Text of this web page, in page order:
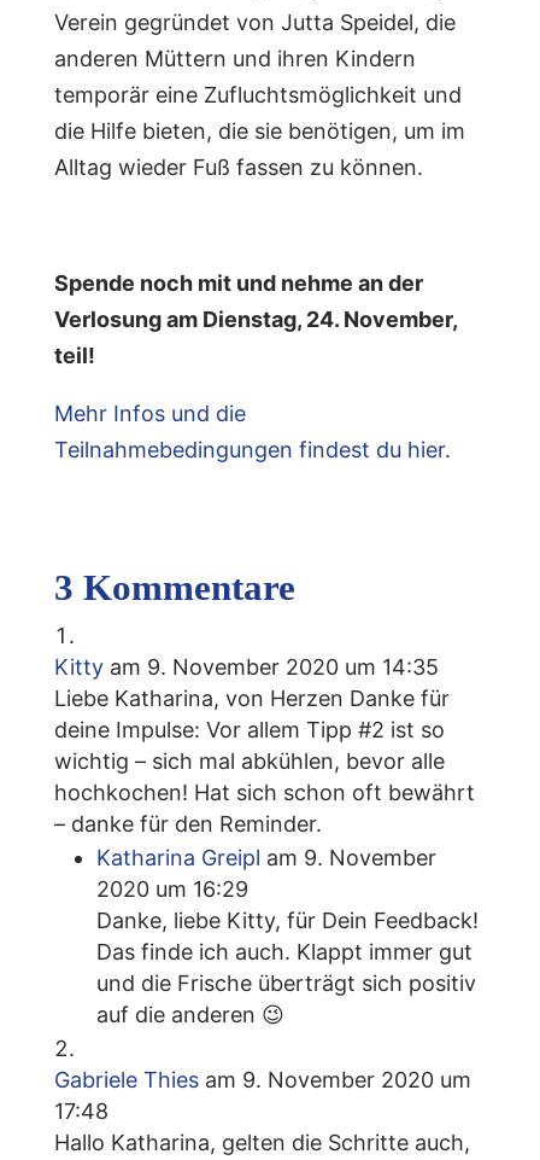
Verein gegründet von Jutta Speidel, die
anderen Müttern und ihren Kindern
temporär eine Zufluchtsmöglichkeit und
die Hilfe bieten, die sie benötigen, um im
Alltag wieder Fuß fassen zu können.
Spende noch mit und nehme an der
Verlosung am Dienstag, 24. November,
teil!
Mehr Infos und die
Teilnahmebedingungen findest du hier.
3 Kommentare
Kitty am 9. November 2020 um 14:35
Liebe Katharina, von Herzen Danke für
deine Impulse: Vor allem Tipp #2 ist so
wichtig – sich mal abkühlen, bevor alle
hochkochen! Hat sich schon oft bewährt
– danke für den Reminder.
Katharina Greipl am 9. November
2020 um 16:29
Danke, liebe Kitty, für Dein Feedback!
Das finde ich auch. Klappt immer gut
und die Frische überträgt sich positiv
auf die anderen 😉
Gabriele Thies am 9. November 2020 um
17:48
Hallo Katharina, gelten die Schritte auch,